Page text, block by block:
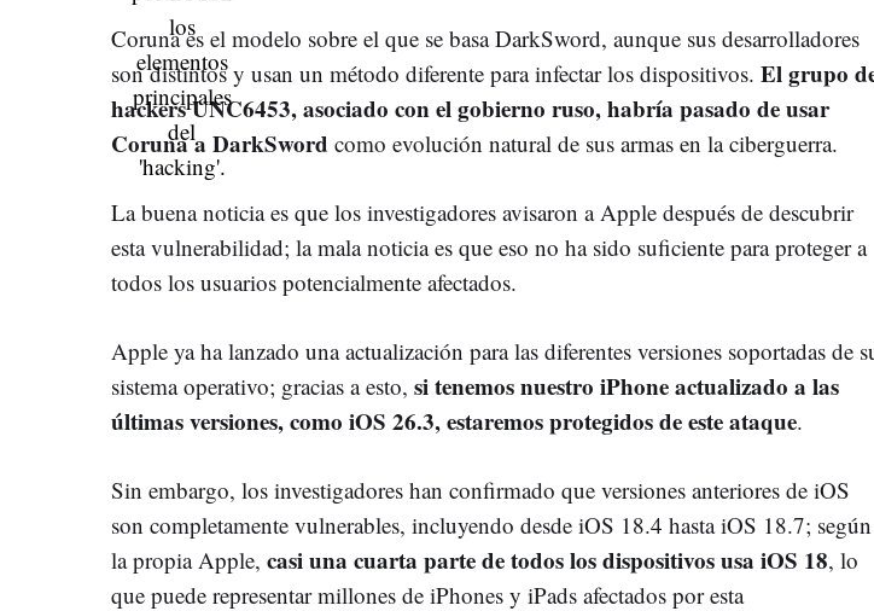
Coruna es el modelo sobre el que se basa DarkSword, aunque sus desarrolladores
son distintos y usan un método diferente para infectar los dispositivos. El grupo
hackers UNC6453, asociado con el gobierno ruso, habría pasado de usar
Coruna a DarkSword como evolución natural de sus armas en la ciberguerra.
La buena noticia es que los investigadores avisaron a Apple después de descubrir
esta vulnerabilidad; la mala noticia es que eso no ha sido suficiente para proteger a
todos los usuarios potencialmente afectados.
Apple ya ha lanzado una actualización para las diferentes versiones soportadas de
sistema operativo; gracias a esto, si tenemos nuestro iPhone actualizado a las
últimas versiones, como iOS 26.3, estaremos protegidos de este ataque.
Sin embargo, los investigadores han confirmado que versiones anteriores de iOS
son completamente vulnerables, incluyendo desde iOS 18.4 hasta iOS 18.7; según
la propia Apple, casi una cuarta parte de todos los dispositivos usa iOS 18, lo
que puede representar millones de iPhones y iPads afectados por esta